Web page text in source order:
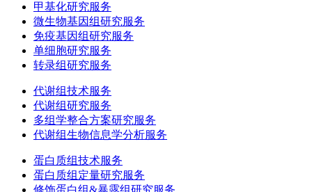
甲基化研究服务
微生物基因组研究服务
免疫基因组研究服务
单细胞研究服务
转录组研究服务
代谢组技术服务
代谢组研究服务
多组学整合方案研究服务
代谢组生物信息学分析服务
蛋白质组技术服务
蛋白质组定量研究服务
修饰蛋白组&暴露组研究服务